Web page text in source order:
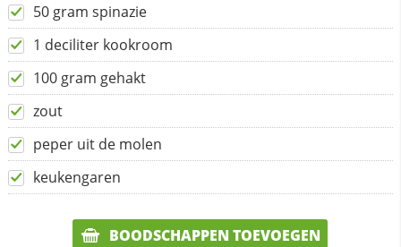
50 gram spinazie
1 deciliter kookroom
100 gram gehakt
zout
peper uit de molen
keukengaren
BOODSCHAPPEN TOEVOEGEN